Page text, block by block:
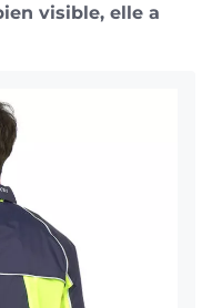
visible, elle a